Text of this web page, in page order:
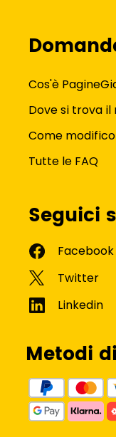
Cos'è
Dove si trova il
Come
Tutte le FAQ
Seguici
Metodi